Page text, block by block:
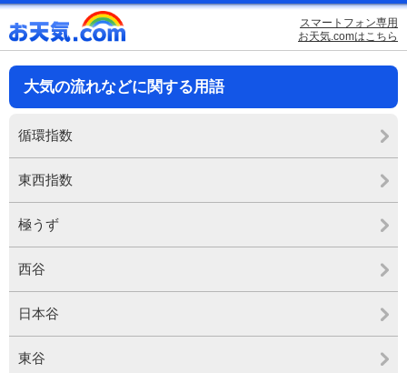
スマートフォン専用
お天気.comはこちら
大気の流れなどに関する用語
循環指数
東西指数
極うず
西谷
日本谷
東谷